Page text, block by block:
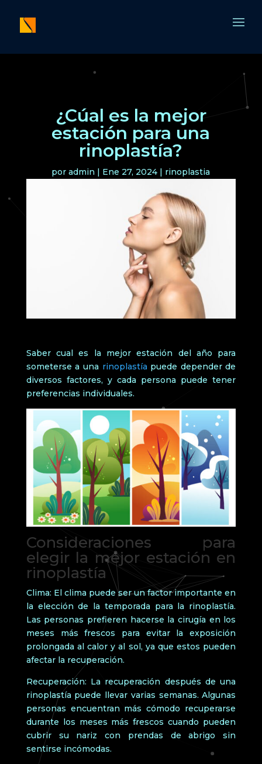
¿Cúal es la mejor
estación para una
rinoplastía?
poradmin | Ene 27, 2024 | rinoplastia
Saber cual es la mejor estación del año para
someterse a una rinoplastía puede depender de
diversos factores, y cada persona puede tener
preferencias individuales.
Consideraciones para
elegir la mejor estación en
rinoplastía
Clima: El clima puede ser un factor importante en
la elección de la temporada para la rinoplastía.
Las personas prefieren hacerse la cirugía en los
meses más frescos para evitar la exposición
prolongada al calor y al sol, ya que estos pueden
afectar la recuperación.
Recuperación: La recuperación después de una
rinoplastía puede llevar varias semanas. Algunas
personas encuentran más cómodo recuperarse
durante los meses más frescos cuando pueden
cubrir su nariz con prendas de abrigo sin
sentirse incómodas.